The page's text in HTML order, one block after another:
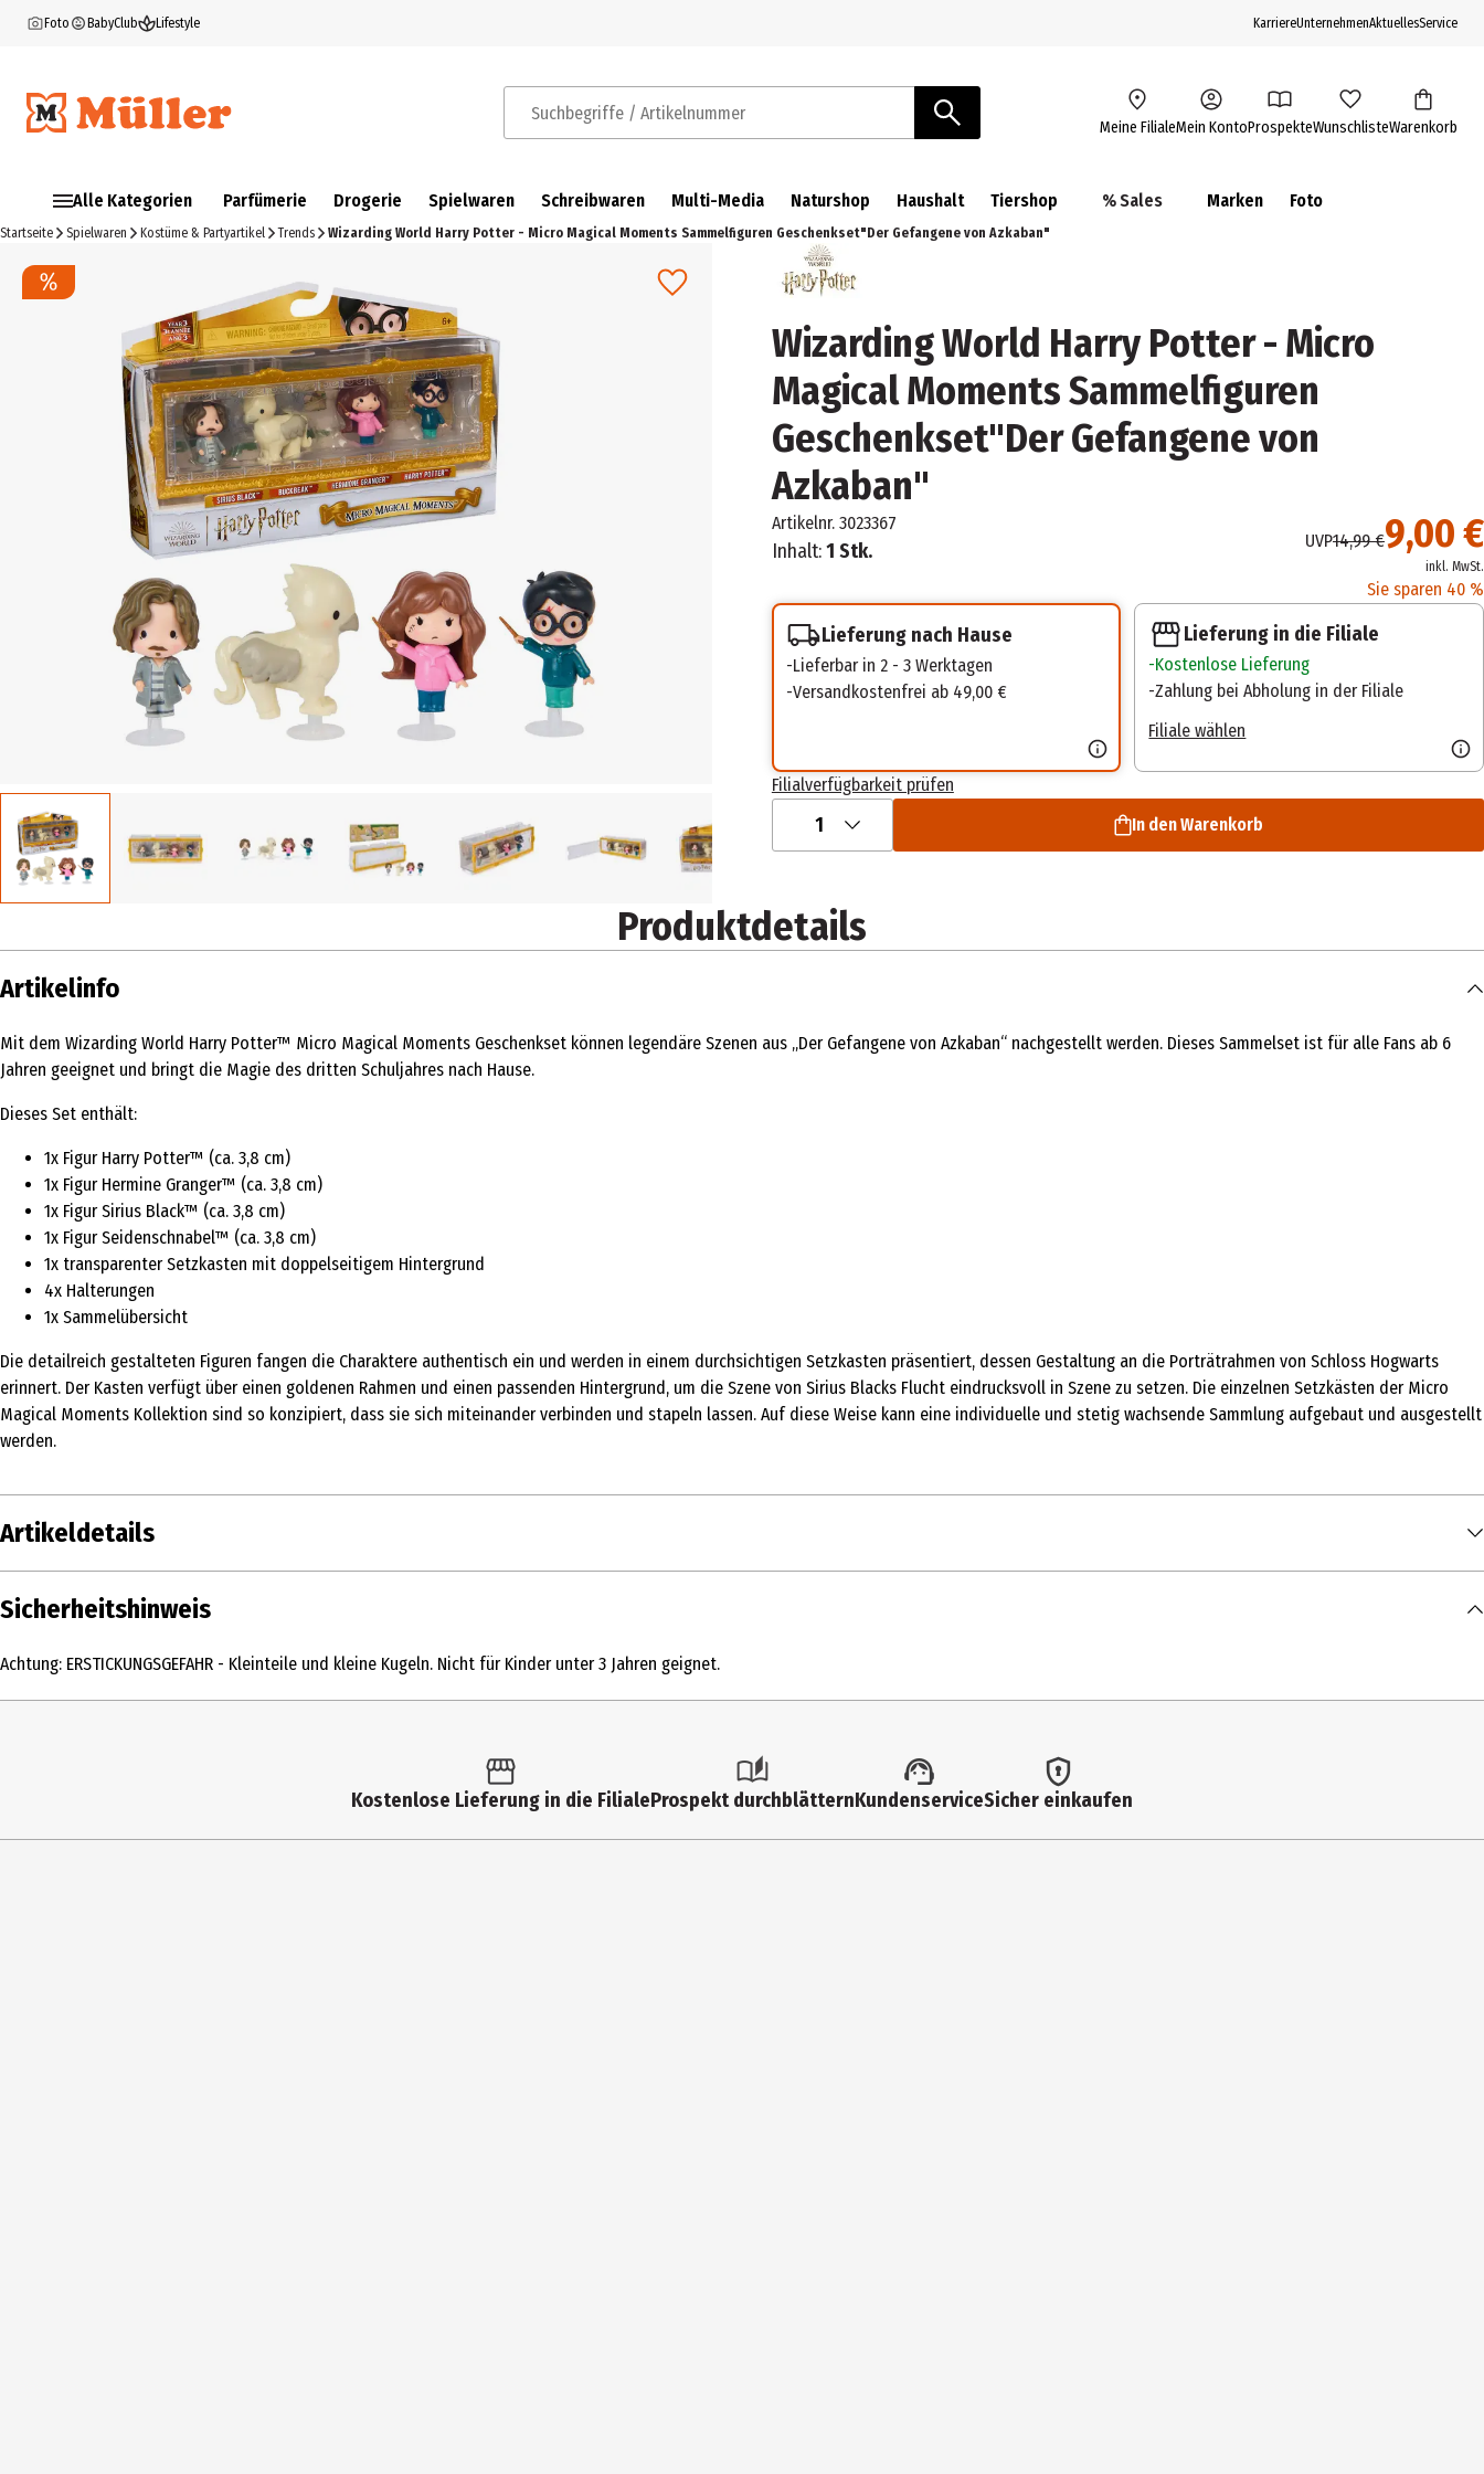
Foto BabyClub Lifestyle KarriereUnternehmenAktuellesService
Suchbegriffe / Artikelnummer Meine FilialeMein KontoProspekteWunschlisteWarenkorb
Alle Kategorien Parfümerie Drogerie Spielwaren Schreibwaren Multi-Media Naturshop Haushalt Tiershop % Sales Marken Foto
Startseite Spielwaren Kostüme & Partyartikel Trends Wizarding World Harry Potter - Micro Magical Moments Sammelfiguren Geschenkset"Der Gefangene von Azkaban"
Wizarding World Harry Potter - Micro
Magical Moments Sammelfiguren
Geschenkset"Der Gefangene von
Azkaban"
Artikelnr. 3023367
Inhalt:1 Stk. 9,00 €
UVP14,99 €
inkl. MwSt.
Sie sparen 40 %
Lieferung nach Hause
Lieferbar in 2 - 3 Werktagen
Versandkostenfrei ab 49,00 €
Lieferung in die Filiale
Kostenlose Lieferung
Zahlung bei Abholung in der Filiale
Filiale wählen
Filialverfügbarkeit prüfen
1 In den Warenkorb
Produktdetails
Artikelinfo
Mit dem Wizarding World Harry Potter™ Micro Magical Moments Geschenkset können legendäre Szenen aus „Der Gefangene von Azkaban“ nachgestellt werden. Dieses Sammelset ist für alle Fans ab 6
Jahren geeignet und bringt die Magie des dritten Schuljahres nach Hause.
Dieses Set enthält:
1x Figur Harry Potter™ (ca. 3,8 cm)
1x Figur Hermine Granger™ (ca. 3,8 cm)
1x Figur Sirius Black™ (ca. 3,8 cm)
1x Figur Seidenschnabel™ (ca. 3,8 cm)
1x transparenter Setzkasten mit doppelseitigem Hintergrund
4x Halterungen
1x Sammelübersicht
Die detailreich gestalteten Figuren fangen die Charaktere authentisch ein und werden in einem durchsichtigen Setzkasten präsentiert, dessen Gestaltung an die Porträtrahmen von Schloss Hogwarts
erinnert. Der Kasten verfügt über einen goldenen Rahmen und einen passenden Hintergrund, um die Szene von Sirius Blacks Flucht eindrucksvoll in Szene zu setzen. Die einzelnen Setzkästen der Micro
Magical Moments Kollektion sind so konzipiert, dass sie sich miteinander verbinden und stapeln lassen. Auf diese Weise kann eine individuelle und stetig wachsende Sammlung aufgebaut und ausgestellt
werden.
Artikeldetails
Inhalt
Grundschüler|Jugendliche
Sicherheitshinweis
Achtung: ERSTICKUNGSGEFAHR - Kleinteile und kleine Kugeln. Nicht für Kinder unter 3 Jahren geignet.
Kostenlose Lieferung in die FilialeProspekt durchblätternKundenserviceSicher einkaufen